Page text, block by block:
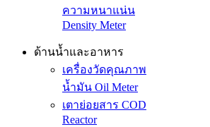
ความหนาแน่น
Density Meter
ด้านน้ำและอาหาร
เครื่องวัดคุณภาพ
น้ำมัน Oil Meter
เตาย่อยสาร COD
Reactor